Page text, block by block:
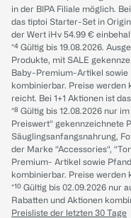
in der BIPA Filiale möglich.
das tiptoi Starter-Set in
der Wert iHv 54.99 €
*⁴ Gültig bis 19.08.2026.
Produkte, mit SALE
Baby-Premium-Artikel sowie
kombinierbar. Preise werden
reicht. Bei 1+1 Aktionen ist
*⁸ Gültig bis 12.08.2026 nur
Preiswert“ gekennzeichnete
Säuglingsanfangsnahrung,
der Marke “Accessories“,
Premium- Artikel sowie
kombinierbar. Preise werden
*¹⁰ Gültig bis 02.09.2026 nur
Rabatten und Aktionen
Preisliste der letzten 30 Tage